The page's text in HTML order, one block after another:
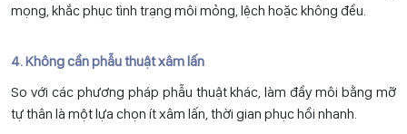
mọng, khắc phục tình trạng môi mỏng, lệch hoặc không đều.
4. Không cần phẫu thuật xâm lấn
So với các phương pháp phẫu thuật khác, làm đầy môi bằng mỡ
tự thân là một lựa chọn ít xâm lấn, thời gian phục hồi nhanh.